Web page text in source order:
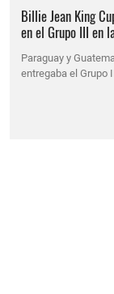
Billie Jean King
en el Grupo III en
Paraguay y
entregaba el Grupo